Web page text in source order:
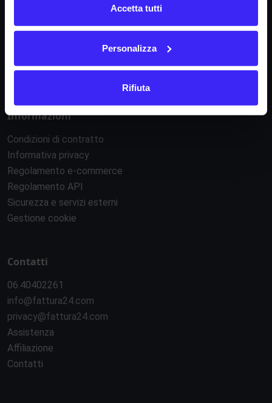
Accetta tutti
Personalizza
Rifiuta
P.IVA IT11359591002
Informazioni
Condizioni di contratto
Informativa privacy
Regolamento e-commerce
Regolamento API
Sicurezza e servizi esterni
Gestione cookie
Contatti
06.40402261
info@fattura24.com
privacy@fattura24.com
Assistenza
Affiliazione
Contatti